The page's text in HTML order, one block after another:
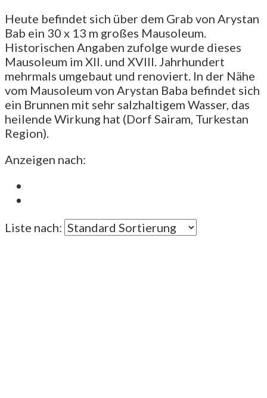
Heute befindet sich über dem Grab von Arystan
Bab ein 30 x 13 m großes Mausoleum.
Historischen Angaben zufolge wurde dieses
Mausoleum im XII. und XVIII. Jahrhundert
mehrmals umgebaut und renoviert. In der Nähe
vom Mausoleum von Arystan Baba befindet sich
ein Brunnen mit sehr salzhaltigem Wasser, das
heilende Wirkung hat (Dorf Sairam, Turkestan
Region).
Anzeigen nach:
Liste nach: